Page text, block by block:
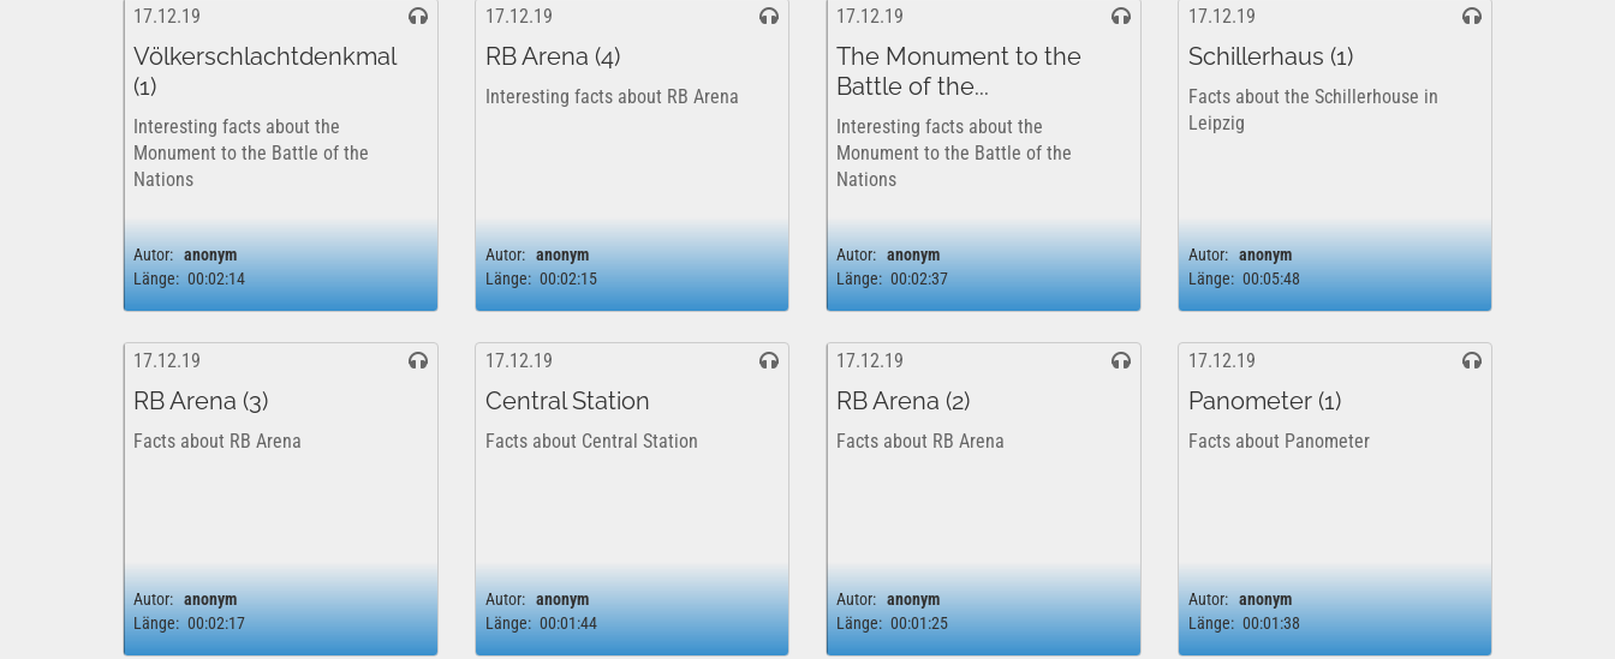
17.12.19
Völkerschlachtdenkmal
(1)
Interesting facts about the
Monument to the Battle of the
Nations
Autor: anonym
Länge: 00:02:14
17.12.19
RB Arena (4)
Interesting facts about RB Arena
Autor: anonym
Länge: 00:02:15
17.12.19
The Monument to the
Battle of the...
Interesting facts about the
Monument to the Battle of the
Nations
Autor: anonym
Länge: 00:02:37
17.12.19
Schillerhaus (1)
Facts about the Schillerhouse in
Leipzig
Autor: anonym
Länge: 00:05:48
17.12.19
RB Arena (3)
Facts about RB Arena
Autor: anonym
Länge: 00:02:17
17.12.19
Central Station
Facts about Central Station
Autor: anonym
Länge: 00:01:44
17.12.19
RB Arena (2)
Facts about RB Arena
Autor: anonym
Länge: 00:01:25
17.12.19
Panometer (1)
Facts about Panometer
Autor: anonym
Länge: 00:01:38